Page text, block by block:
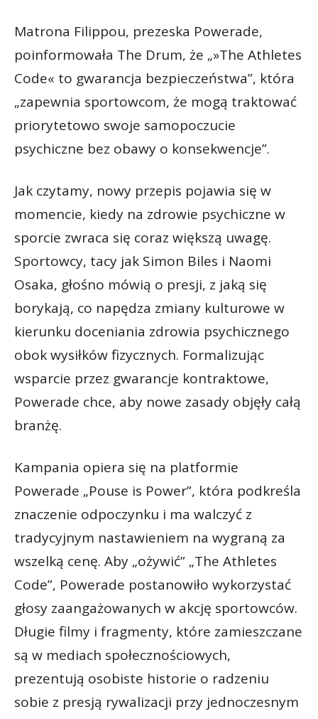
Matrona Filippou, prezeska Powerade,
poinformowała The Drum, że „»The Athletes
Code« to gwarancja bezpieczeństwa”, która
„zapewnia sportowcom, że mogą traktować
priorytetowo swoje samopoczucie
psychiczne bez obawy o konsekwencje”.
Jak czytamy, nowy przepis pojawia się w
momencie, kiedy na zdrowie psychiczne w
sporcie zwraca się coraz większą uwagę.
Sportowcy, tacy jak Simon Biles i Naomi
Osaka, głośno mówią o presji, z jaką się
borykają, co napędza zmiany kulturowe w
kierunku doceniania zdrowia psychicznego
obok wysiłków fizycznych. Formalizując
wsparcie przez gwarancje kontraktowe,
Powerade chce, aby nowe zasady objęły całą
branżę.
Kampania opiera się na platformie
Powerade „Pouse is Power”, która podkreśla
znaczenie odpoczynku i ma walczyć z
tradycyjnym nastawieniem na wygraną za
wszelką cenę. Aby „ożywić” „The Athletes
Code”, Powerade postanowiło wykorzystać
głosy zaangażowanych w akcję sportowców.
Długie filmy i fragmenty, które zamieszczane
są w mediach społecznościowych,
prezentują osobiste historie o radzeniu
sobie z presją rywalizacji przy jednoczesnym